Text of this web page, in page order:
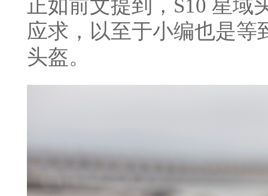
正如前文提到，S10 星域
应求，以至于小编也是等
头盔。